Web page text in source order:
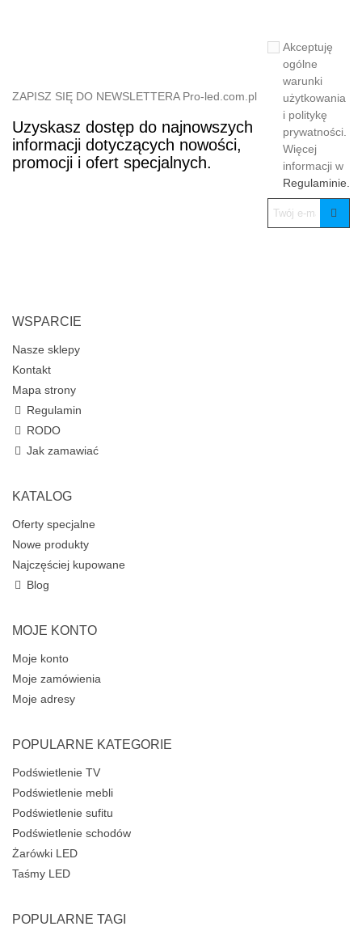
ZAPISZ SIĘ DO NEWSLETTERA Pro-led.com.pl
Uzyskasz dostęp do najnowszych
informacji dotyczących nowości,
promocji i ofert specjalnych.
Akceptuję
ogólne
warunki
użytkowania
i politykę
prywatności.
Więcej
informacji w
Regulaminie.
WSPARCIE
Nasze sklepy
Kontakt
Mapa strony
Regulamin
RODO
Jak zamawiać
KATALOG
Oferty specjalne
Nowe produkty
Najczęściej kupowane
Blog
MOJE KONTO
Moje konto
Moje zamówienia
Moje adresy
POPULARNE KATEGORIE
Podświetlenie TV
Podświetlenie mebli
Podświetlenie sufitu
Podświetlenie schodów
Żarówki LED
Taśmy LED
POPULARNE TAGI